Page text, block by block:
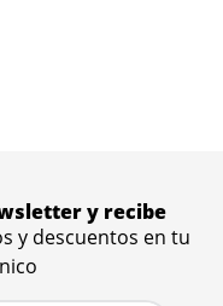
y recibe
y descuentos en tu